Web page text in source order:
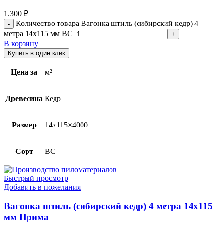
1.300 ₽
Количество товара Вагонка штиль (сибирский кедр) 4
метра 14х115 мм ВС
В корзину
Купить в один клик
Цена за м²
Древесина Кедр
Размер 14х115×4000
Сорт BC
Быстрый просмотр
Добавить в пожелания
Вагонка штиль (сибирский кедр) 4 метра 14х115
мм Прима